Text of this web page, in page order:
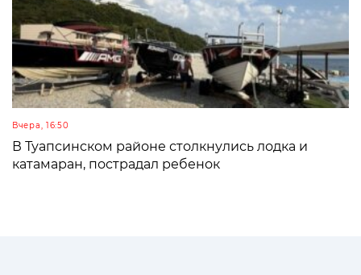
Вчера, 16:50
В Туапсинском районе столкнулись лодка и
катамаран, пострадал ребенок